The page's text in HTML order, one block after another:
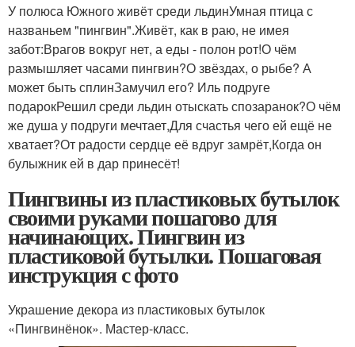
У полюса Южного живёт среди льдинУмная птица с
названьем "пингвин".Живёт, как в раю, не имея
забот:Врагов вокруг нет, а еды - полон рот!О чём
размышляет часами пингвин?О звёздах, о рыбе? А
может быть сплинЗамучил его? Иль подруге
подарокРешил среди льдин отыскать спозаранок?О чём
же душа у подруги мечтает,Для счастья чего ей ещё не
хватает?От радости сердце её вдруг замрёт,Когда он
булыжник ей в дар принесёт!
Пингвины из пластиковых бутылок
своими руками пошагово для
начинающих. Пингвин из
пластиковой бутылки. Пошаговая
инструкция с фото
Украшение декора из пластиковых бутылок
«Пингвинёнок». Мастер-класс.